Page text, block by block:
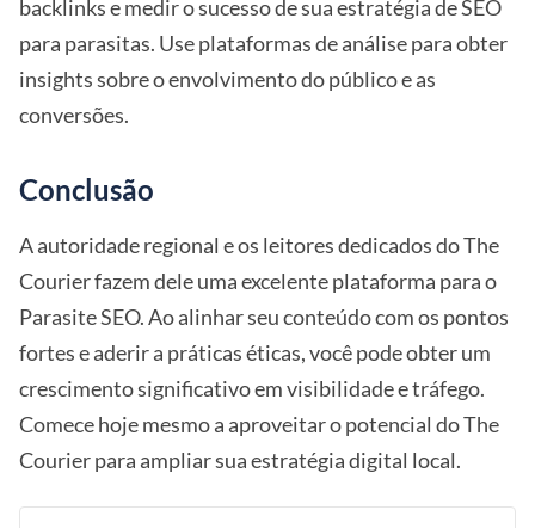
backlinks e medir o sucesso de sua estratégia de SEO
para parasitas. Use plataformas de análise para obter
insights sobre o envolvimento do público e as
conversões.
Conclusão
A autoridade regional e os leitores dedicados do The
Courier fazem dele uma excelente plataforma para o
Parasite SEO. Ao alinhar seu conteúdo com os pontos
fortes e aderir a práticas éticas, você pode obter um
crescimento significativo em visibilidade e tráfego.
Comece hoje mesmo a aproveitar o potencial do The
Courier para ampliar sua estratégia digital local.